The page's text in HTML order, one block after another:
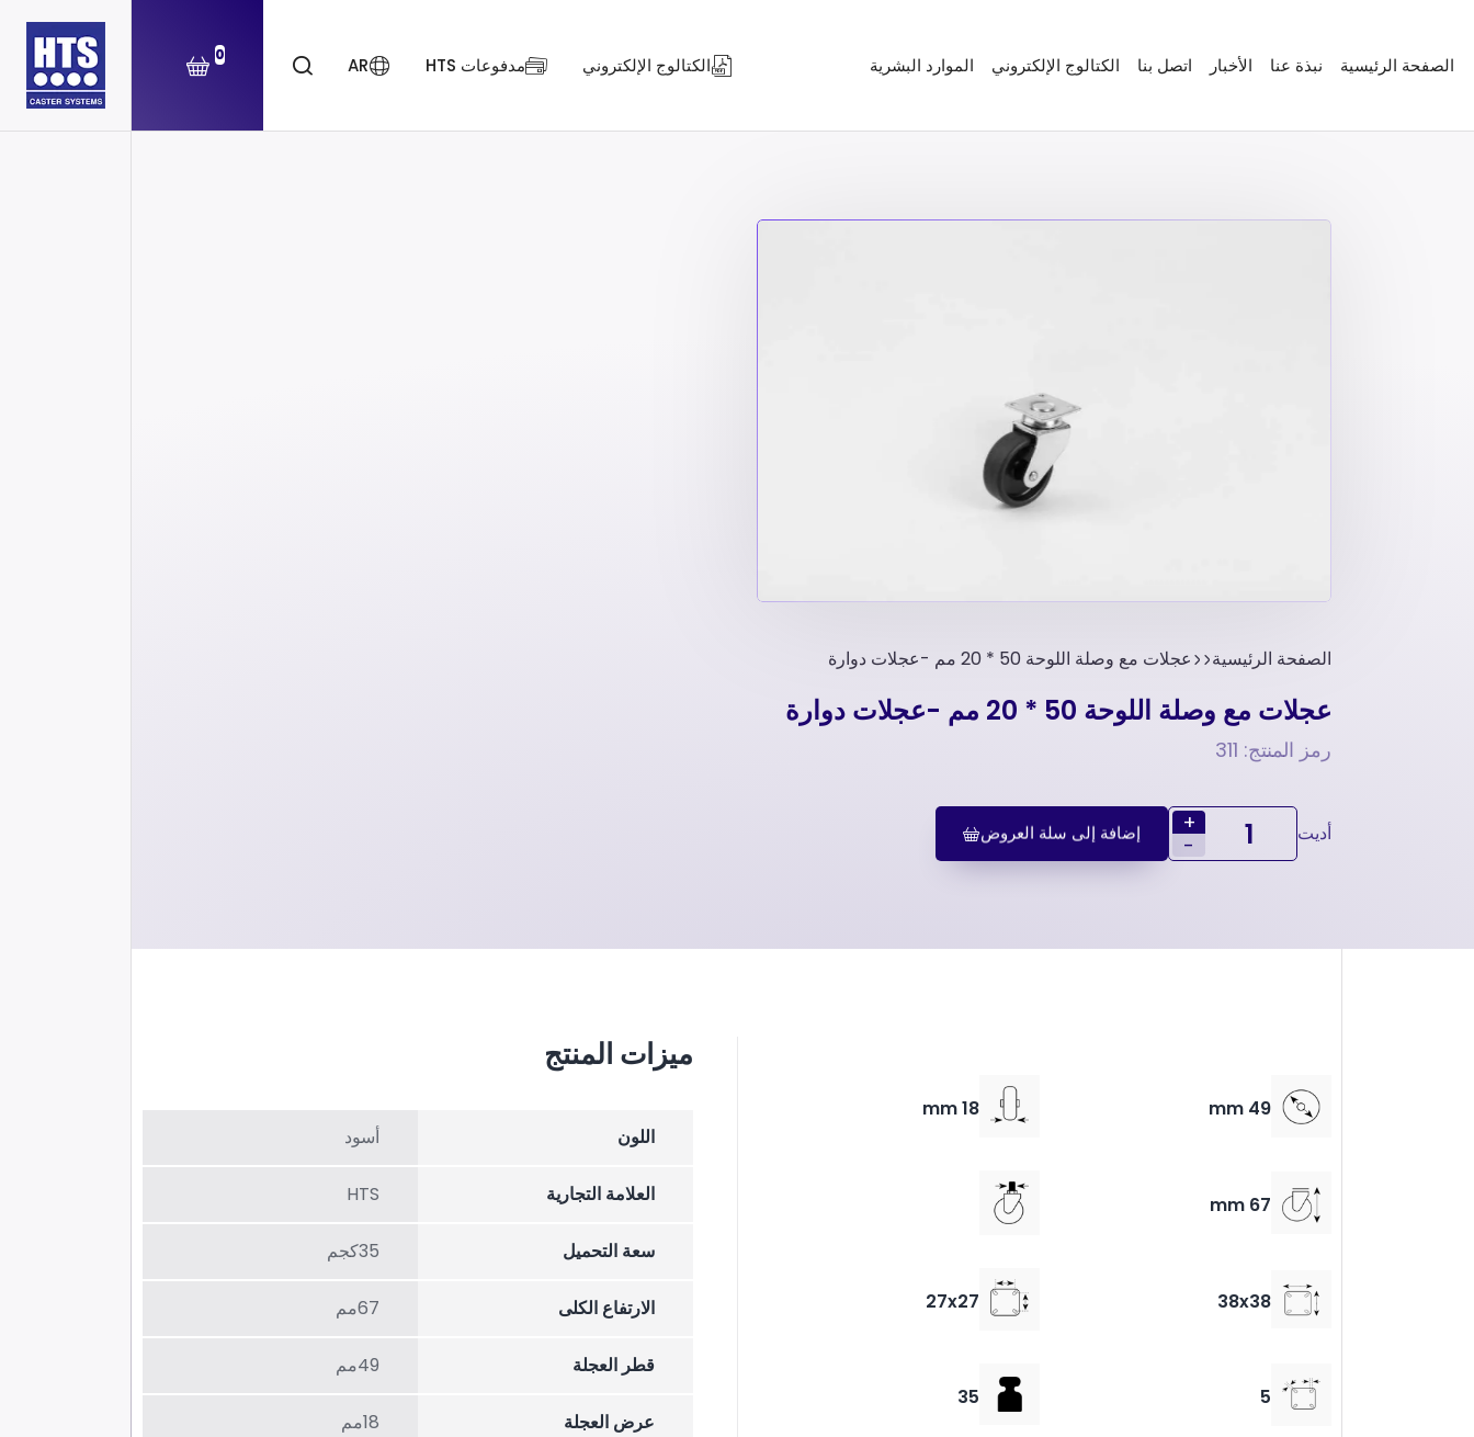
الصفحة الرئيسية نبذة عنا الأخبار اتصل بنا الكتالوج الإلكتروني الموارد البشرية الكتالوج الإلكتروني مدفوعات HTS AR
0
الصفحة الرئيسية عجلات مع وصلة اللوحة 50 * 20 مم -عجلات دوارة
عجلات مع وصلة اللوحة 50 * 20 مم -عجلات دوارة
رمز المنتج: 311
أديت
+
-
إضافة إلى سلة العروض
49 mm
18 mm
67 mm
38x38
27x27
5
35
ميزات المنتج
اللون أسود
العلامة التجارية HTS
سعة التحميل 35كجم
الارتفاع الکلی 67مم
قطر العجلة 49مم
عرض العجلة 18مم